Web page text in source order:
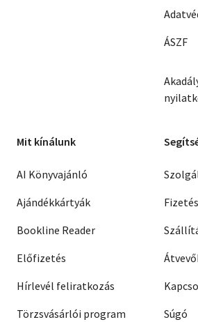
ÁSZF
Mit kínálunk
AI Könyvajánló
Ajándékkártyák
Bookline Reader
Előfizetés
Hírlevél feliratkozás
Törzsvásárlói program
Fizetés
Súgó